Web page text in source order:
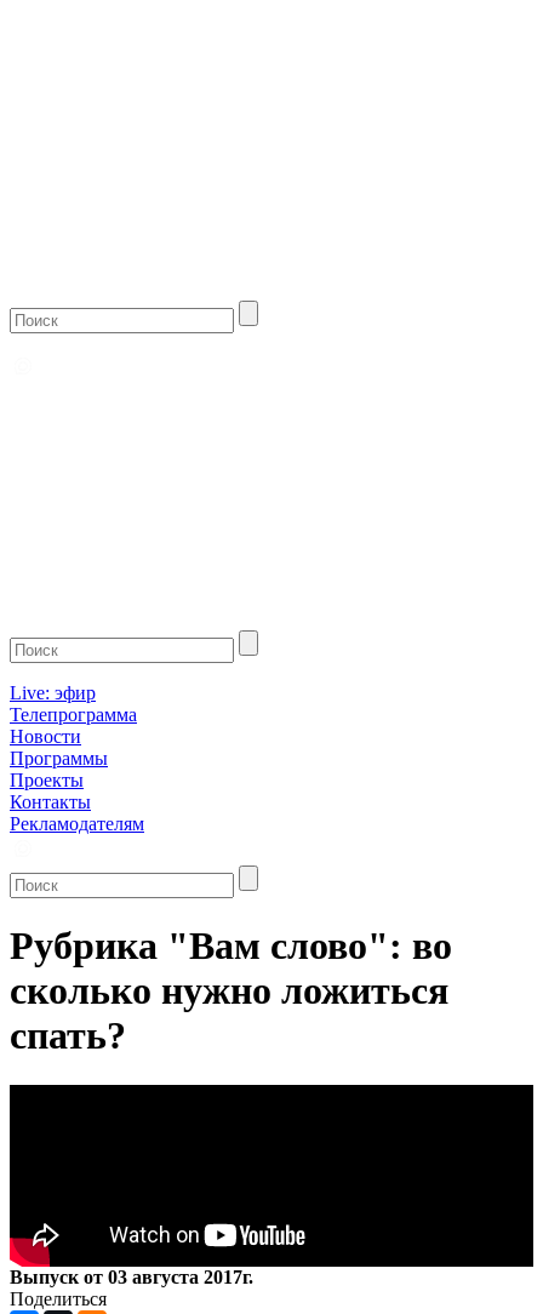
Live: эфир
Телепрограмма
Новости
Программы
Проекты
Контакты
Рекламодателям
Рубрика "Вам слово": во
сколько нужно ложиться
спать?
Выпуск от 03 августа 2017г.
Поделиться